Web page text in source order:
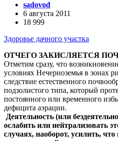
sadovod
6 августа 2011
18 999
Здоровье дачного участка
ОТЧЕГО ЗАКИСЛЯЕТСЯ
Отметим сразу, что
условиях Нечерноземья в зонах
следствие естественного
подзолистого типа, который
постоянного или временного
дефицита аэрации.
Деятельность (или
ослабить или нейтрализовать
случаях, наоборот, усилить,